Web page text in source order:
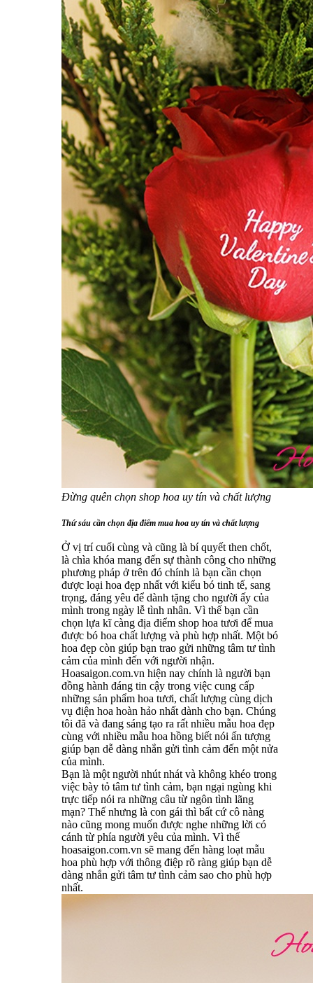
Đừng quên chọn shop hoa uy tín và chất lượng
Thứ sáu cần chọn địa điểm mua hoa uy tín và chất lượng
Ở vị trí cuối cùng và cũng là bí quyết then chốt,
là chìa khóa mang đến sự thành công cho những
phương pháp ở trên đó chính là bạn cần chọn
được loại hoa đẹp nhất với kiểu bó tinh tế, sang
trọng, đáng yêu để dành tặng cho người ấy của
mình trong ngày lễ tình nhân. Vì thế bạn cần
chọn lựa kĩ càng địa điểm shop hoa tươi để mua
được bó hoa chất lượng và phù hợp nhất. Một bó
hoa đẹp còn giúp bạn trao gửi những tâm tư tình
cảm của mình đến với người nhận.
Hoasaigon.com.vn hiện nay chính là người bạn
đồng hành đáng tin cậy trong việc cung cấp
những sản phẩm hoa tươi, chất lượng cùng dịch
vụ điện hoa hoàn hảo nhất dành cho bạn. Chúng
tôi đã và đang sáng tạo ra rất nhiều mẫu hoa đẹp
cùng với nhiều mẫu hoa hồng biết nói ấn tượng
giúp bạn dễ dàng nhắn gửi tình cảm đến một nửa
của mình.
Bạn là một người nhút nhát và không khéo trong
việc bày tỏ tâm tư tình cảm, bạn ngại ngùng khi
trực tiếp nói ra những câu từ ngôn tình lãng
mạn? Thế nhưng là con gái thì bất cứ cô nàng
nào cũng mong muốn được nghe những lời có
cánh từ phía người yêu của mình. Vì thế
hoasaigon.com.vn sẽ mang đến hàng loạt mẫu
hoa phù hợp với thông điệp rõ ràng giúp bạn dễ
dàng nhắn gửi tâm tư tình cảm sao cho phù hợp
nhất.